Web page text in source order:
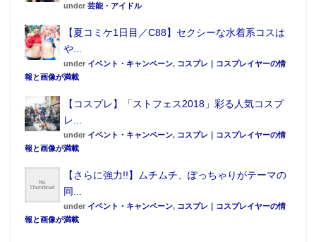
under 芸能・アイドル
【夏コミケ1日目／C88】セクシーな水着系コスは
や...
under イベント・キャンペーン, コスプレ｜コスプレイヤーの情
報と画像が満載
【コスプレ】「ストフェス2018」彩る人気コスプ
レ...
under イベント・キャンペーン, コスプレ｜コスプレイヤーの情
報と画像が満載
【さらに強力!!】ムチムチ、ぽっちゃりがテーマの
同...
under イベント・キャンペーン, コスプレ｜コスプレイヤーの情
報と画像が満載